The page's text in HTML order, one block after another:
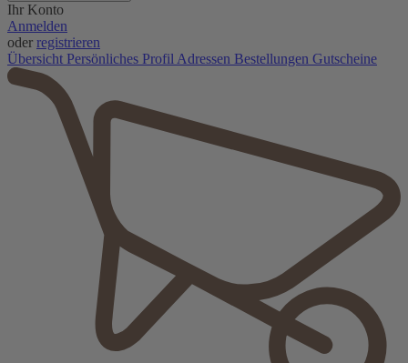
Ihr Konto
Anmelden
oder registrieren
Übersicht Persönliches Profil Adressen Bestellungen Gutscheine